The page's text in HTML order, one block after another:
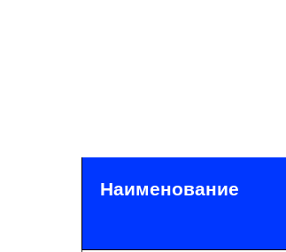
Наименование